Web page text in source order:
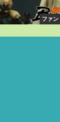
ファン